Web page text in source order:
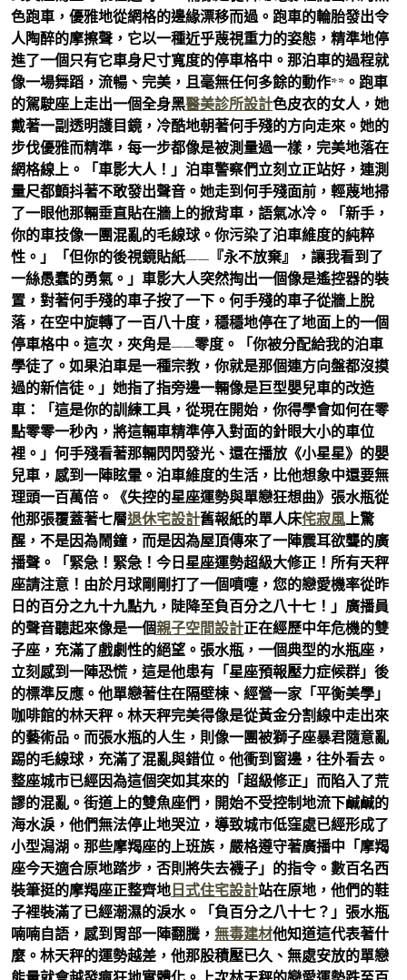
色跑車，優雅地從網格的邊緣漂移而過。跑車的輪胎發出令
人陶醉的摩擦聲，它以一種近乎蔑視重力的姿態，精準地停
進了一個只有它車身尺寸寬度的停車格中。那泊車的過程就
像一場舞蹈，流暢、完美，且毫無任何多餘的動作**。跑車
的駕駛座上走出一個全身黑醫美診所設計色皮衣的女人，她
戴著一副透明護目鏡，冷酷地朝著何手殘的方向走來。她的
步伐優雅而精準，每一步都像是被測量過一樣，完美地落在
網格線上。「車影大人！」泊車警察們立刻立正站好，連測
量尺都顫抖著不敢發出聲音。她走到何手殘面前，輕蔑地掃
了一眼他那輛垂直貼在牆上的掀背車，語氣冰冷。「新手，
你的車技像一團混亂的毛線球。你污染了泊車維度的純粹
性。」「但你的後視鏡貼紙——『永不放棄』，讓我看到了
一絲愚蠢的勇氣。」車影大人突然掏出一個像是遙控器的裝
置，對著何手殘的車子按了一下。何手殘的車子從牆上脫
落，在空中旋轉了一百八十度，穩穩地停在了地面上的一個
停車格中。這次，夾角是——零度。「你被分配給我的泊車
學徒了。如果泊車是一種宗教，你就是那個連方向盤都沒摸
過的新信徒。」她指了指旁邊一輛像是巨型嬰兒車的改造
車：「這是你的訓練工具，從現在開始，你得學會如何在零
點零零一秒內，將這輛車精準停入對面的針眼大小的車位
裡。」何手殘看著那輛閃閃發光、還在播放《小星星》的嬰
兒車，感到一陣眩暈。泊車維度的生活，比他想象中還要無
理頭一百萬倍。《失控的星座運勢與單戀狂想曲》張水瓶從
他那張覆蓋著七層退休宅設計舊報紙的單人床侘寂風上驚
醒，不是因為鬧鐘，而是因為屋頂傳來了一陣震耳欲聾的廣
播聲。「緊急！緊急！今日星座運勢超級大修正！所有天秤
座請注意！由於月球剛剛打了一個噴嚏，您的戀愛機率從昨
日的百分之九十九點九，陡降至負百分之八十七！」廣播員
的聲音聽起來像是一個親子空間設計正在經歷中年危機的雙
子座，充滿了戲劇性的絕望。張水瓶，一個典型的水瓶座，
立刻感到一陣恐慌，這是他患有「星座預報壓力症候群」後
的標準反應。他單戀著住在隔壁棟、經營一家「平衡美學」
咖啡館的林天秤。林天秤完美得像是從黃金分割線中走出來
的藝術品。而張水瓶的人生，則像一團被獅子座暴君隨意亂
踢的毛線球，充滿了混亂與錯位。他衝到窗邊，往外看去。
整座城市已經因為這個突如其來的「超級修正」而陷入了荒
謬的混亂。街道上的雙魚座們，開始不受控制地流下鹹鹹的
海水淚，他們無法停止地哭泣，導致城市低窪處已經形成了
小型潟湖。那些摩羯座的上班族，嚴格遵守著廣播中「摩羯
座今天適合原地踏步，否則將失去襪子」的指令。數百名西
裝筆挺的摩羯座正整齊地 日式住宅設計站在原地，他們的鞋
子裡裝滿了已經潮濕的淚水。「負百分之八十七？」張水瓶
喃喃自語，感到胃部一陣翻騰， 無毒建材他知道這代表著什
麼。林天秤的運勢越差，他那股積壓已久、無處安放的單戀